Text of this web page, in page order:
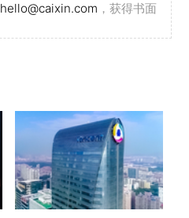
hello@caixin.com ，获得书面